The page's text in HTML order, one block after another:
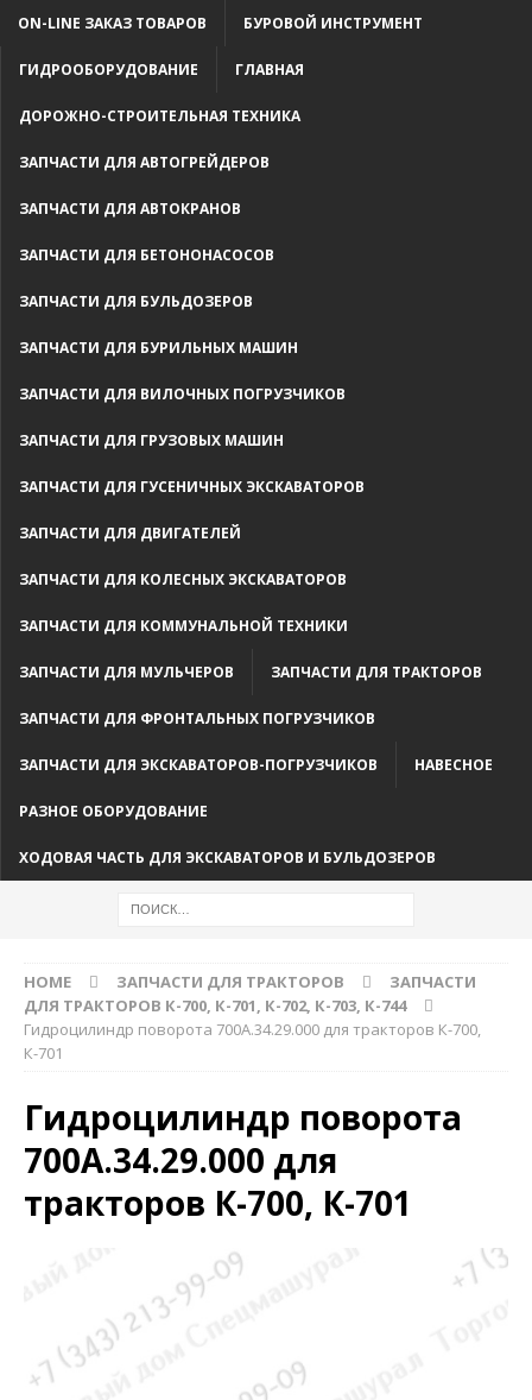
ON-LINE ЗАКАЗ ТОВАРОВ БУРОВОЙ ИНСТРУМЕНТ
ГИДРООБОРУДОВАНИЕ ГЛАВНАЯ
ДОРОЖНО-СТРОИТЕЛЬНАЯ ТЕХНИКА
ЗАПЧАСТИ ДЛЯ АВТОГРЕЙДЕРОВ
ЗАПЧАСТИ ДЛЯ АВТОКРАНОВ
ЗАПЧАСТИ ДЛЯ БЕТОНОНАСОСОВ
ЗАПЧАСТИ ДЛЯ БУЛЬДОЗЕРОВ
ЗАПЧАСТИ ДЛЯ БУРИЛЬНЫХ МАШИН
ЗАПЧАСТИ ДЛЯ ВИЛОЧНЫХ ПОГРУЗЧИКОВ
ЗАПЧАСТИ ДЛЯ ГРУЗОВЫХ МАШИН
ЗАПЧАСТИ ДЛЯ ГУСЕНИЧНЫХ ЭКСКАВАТОРОВ
ЗАПЧАСТИ ДЛЯ ДВИГАТЕЛЕЙ
ЗАПЧАСТИ ДЛЯ КОЛЕСНЫХ ЭКСКАВАТОРОВ
ЗАПЧАСТИ ДЛЯ КОММУНАЛЬНОЙ ТЕХНИКИ
ЗАПЧАСТИ ДЛЯ МУЛЬЧЕРОВ ЗАПЧАСТИ ДЛЯ ТРАКТОРОВ
ЗАПЧАСТИ ДЛЯ ФРОНТАЛЬНЫХ ПОГРУЗЧИКОВ
ЗАПЧАСТИ ДЛЯ ЭКСКАВАТОРОВ-ПОГРУЗЧИКОВ НАВЕСНОЕ
РАЗНОЕ ОБОРУДОВАНИЕ
ХОДОВАЯ ЧАСТЬ ДЛЯ ЭКСКАВАТОРОВ И БУЛЬДОЗЕРОВ
HOME ЗАПЧАСТИ ДЛЯ ТРАКТОРОВ
ЗАПЧАСТИ
ДЛЯ ТРАКТОРОВ К-700, К-701, К-702, К-703, К-744
Гидроцилиндр поворота 700А.34.29.000 для тракторов К-700,
К-701
Гидроцилиндр поворота
700А.34.29.000 для
тракторов К-700, К-701